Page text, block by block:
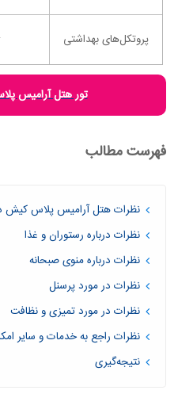
پروتکل‌های بهداشتی
تور هتل آرامیس
فهرست مطالب
نظرات هتل آرامیس پلاس کیش
نظرات درباره رستوران و غذا
نظرات درباره منوی صبحانه
نظرات در مورد پرسنل
نظرات در مورد تمیزی و نظافت
نظرات راجع به خدمات و سایر
نتیجه‌گیری